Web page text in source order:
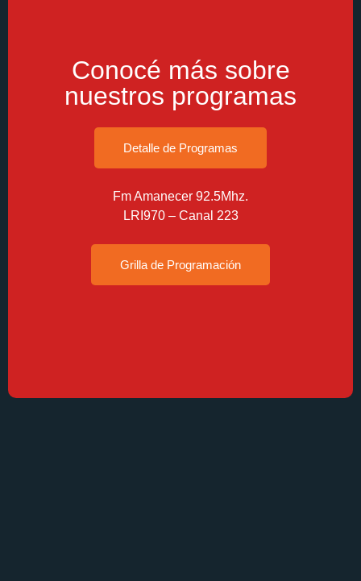
Conocé más sobre
nuestros programas
Detalle de Programas
Fm Amanecer 92.5Mhz.
LRI970 – Canal 223
Grilla de Programación